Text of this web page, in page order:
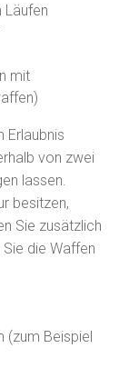
Läufen
mit
Erlaubnis
von zwei
lassen.
besitzen,
Sie zusätzlich
Sie die Waffen
(zum Beispiel